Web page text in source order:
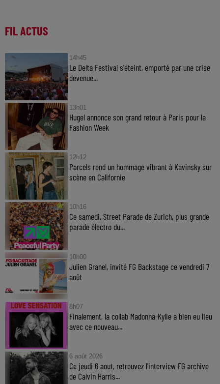
FIL ACTUS
14h45
Le Delta Festival s'éteint, emporté par une crise
devenue...
13h01
Hugel annonce son grand retour à Paris pour la
Fashion Week
12h12
Parcels rend un hommage vibrant à Kavinsky sur
scène en Californie
10h16
Ce samedi, Street Parade de Zurich, plus grande
parade électro du...
10h00
Julien Granel, invité FG Backstage ce vendredi 7
août
8h07
Finalement, la collab Madonna-Kylie a bien eu lieu
avec ce nouveau...
6 août 2026
Ce jeudi 6 aout, retrouvez l'interview FG archive
de Calvin Harris...